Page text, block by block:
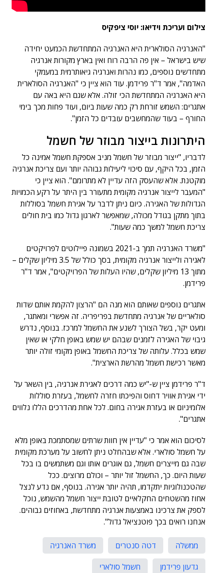
צילום ועריכת וידיאו: יוסי ציפקיס
"האנרגיה הסולארית היא האנרגיה המתחדשת הכמעט יחידה
שיש בישראל – אין פה הרבה רוח ואין בארץ מקורות אנרגיה
מתחדשים נוספים, כמו נהרות ואנרגיה גיאותרמית במעמקי
האדמה", אמר ד"ר פרידמן. עוד הוא ציין כי "האנרגיה הסולארית
היא האנרגיה המתחדשת הכי זולה. אלא שגם היא באה עם
אתגרים: השמש זורחת רק כמה שעות ביום, ועוד פחות מכך בימי
החורף – בעוד שהמחשבים עובדים כל הזמן".
היתרונות בייצור מבוזר של חשמל
לדבריו, "ייצור מבוזר של חשמל מניב אספקת חשמל אמינה כל
הזמן, בכל היקף, עם סיכוי ליעילות גבוהה יותר ועם צריכת אנרגיה
מוקטנת. אלא שהעסק הזה עדיין לא מתרומם". הוא ציין כי
"המעבר לייצור אנרגיה מקומית מתעורר בין היתר על רקע הכמויות
הגדולות של האגירה. כיום ניתן לדבר על אגירת חשמל בסוללות
בתוך מתקן בגודל מכולה, שמאפשר לארגון גדול כמו בית חולים
צריכת חשמל למשך כמה שעות".
"משרד האנרגיה תמך ב-2021 בשמונה פיילוטים לפרויקטים
לאגירה ולייצור אנרגיה מקומית, בסך כולל של 3.5 מיליון שקלים –
מתוך 13 מיליון שקלים, שהיו העלות של הפרויקטים", אמר ד"ר
פרידמן.
אתגרים נוספים שאותם הוא מנה הם "הרצון להקמת אותם שדות
סולאריים של אנרגיה מתחדשת בפריפריה. זה אפשרי ומאתגר,
ומעט יקר, בשל הצורך לשנע את החשמל למרכז. בנוסף, נדרש
גיבוי של האגירה לזמנים שבהם יש שמש באופן חלקי או שאין
שמש בכלל. עלותה של צריכת החשמל באופן מקומי זולה יותר
מאשר רכישת חשמל מהרשת הארצית".
ד"ר פרידמן ציין ש-"יש כמה דרכים לאגירת אנרגיה, בין השאר על
ידי אגירת אוויר דחוס והפיכתו חזרה לחשמל, בעזרת סוללות
אלומיניום או בעזרת אגירה בחום. לכל אחת מהדרכים הללו נלווים
אתגרים".
לסיכום הוא אמר כי "עדיין אין חוות שרתים שמסתמכת באופן מלא
על חשמל סולארי. אלא שבהחלט ניתן לחשוב על מערכת מקומית
שבה גם מייצרים חשמל, גם אוגרים אותו וגם משתמשים בו בכל
שעות היום. כך, החשמל זול יותר – וכולם מרוצים. ככל
שהטכנולוגיות יתקדמו, תהיה יותר אגירה. בנוסף, אם נדע לנצל
אחוז מהשטחים החקלאיים לטובת ייצור חשמל מהשמש, נוכל
לספק את צרכינו באמצעות אנרגיה מתחדשת, באחוזים גבוהים.
אנחנו רואים בכך פוטנציאל גדול".
ממשלה דטה סנטרים
משרד האנרגיה
גדעון פרידמן
חשמל סולארי